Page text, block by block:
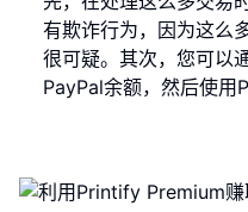
有欺诈行为，因为这么
很可疑。其次，您可以
PayPal余额，然后使用